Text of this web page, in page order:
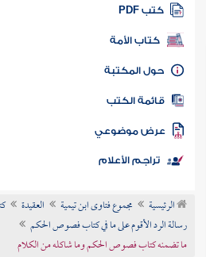
كتب PDF
كتاب الأمة
المكتبة
الكتب
موضوعي
تراجم الأعلام
الرئيسية مجموع فتاوى ابن تيمية العقيدة
رسالة الرد الأقوم على ما في كتاب فصوص الحكم
ما تضمنه كتاب فصوص الحكم وما شاكله من الكلام